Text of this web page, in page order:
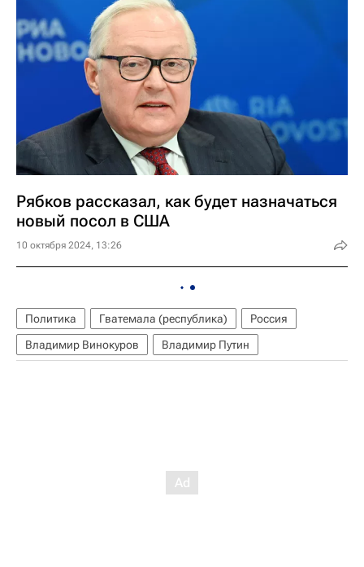
Рябков рассказал, как будет назначаться
новый посол в США
10 октября 2024, 13:26
Политика Гватемала (республика)
Россия
Владимир Винокуров
Владимир Путин